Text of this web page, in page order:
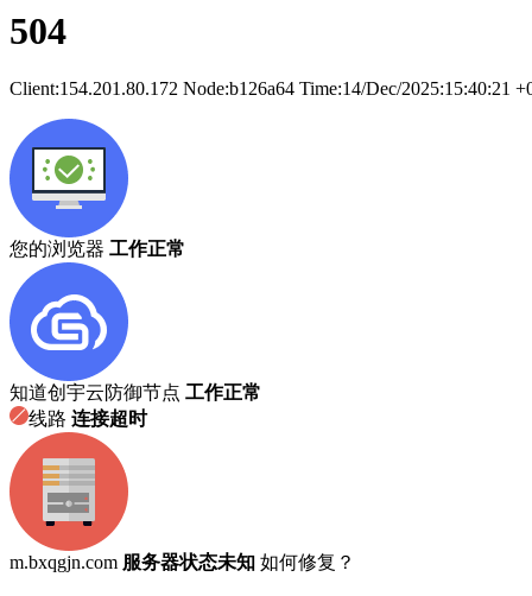
504
Client:154.201.80.172 Node:b126a64 Time:14/Dec/2025:15:40:21
您的浏览器 工作正常
知道创宇云防御节点 工作正常
线路 连接超时
m.bxqgjn.com 服务器状态未知 如何修复？